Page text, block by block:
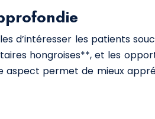
d’intéresser les patients
hongroises**, et les
aspect permet de mieux